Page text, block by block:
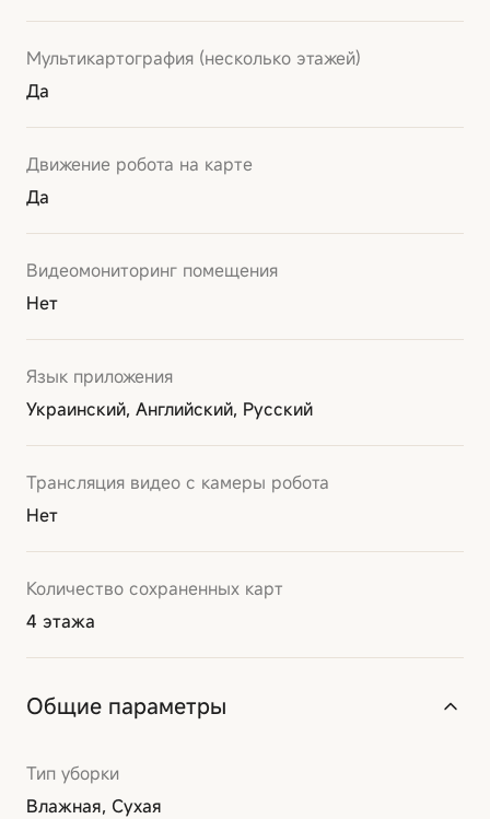
Мультикартография (несколько этажей)
Да
Движение робота на карте
Да
Видеомониторинг помещения
Нет
Язык приложения
Украинский, Английский, Русский
Трансляция видео с камеры робота
Нет
Количество сохраненных карт
4 этажа
Общие параметры
Тип уборки
Влажная, Сухая